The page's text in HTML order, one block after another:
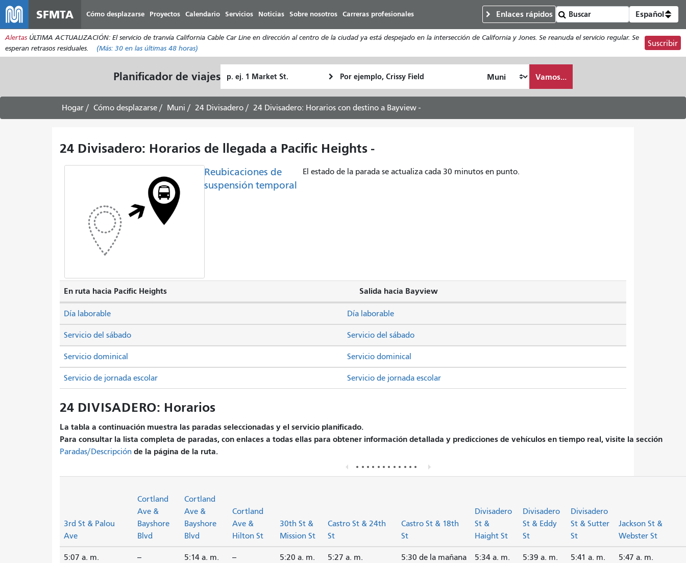
al
contenido
principal
SFMTA Cómo desplazarse Proyectos Calendario Servicios Noticias Sobre nosotros Carreras profesionales Enlaces rápidos Español
Alertas ÚLTIMA ACTUALIZACIÓN: El servicio de tranvía California Cable Car Line en dirección al centro de la ciudad ya está despejado en la intersección de California y Jones. Se reanuda el servicio regular. Se
esperan retrasos residuales.
(Más: 30 en las últimas 48 horas)
Suscribir
Planificador de viajes de
partida
Cómo
quiero
viajar
Vamos...
Hogar Cómo desplazarse Muni 24 Divisadero 24 Divisadero: Horarios con destino a Bayview -
24 Divisadero: Horarios de llegada a Pacific Heights -
Reubicaciones de
suspensión temporal
El estado de la parada se actualiza cada 30 minutos en punto.
En ruta hacia Pacific Heights Salida hacia Bayview
Servicio del sábado Servicio del sábado
Servicio dominical Servicio dominical
Día laborable Día laborable
Servicio de jornada escolar Servicio de jornada escolar
24 DIVISADERO: Horarios
La tabla a continuación muestra las paradas seleccionadas y el servicio planificado.
Para consultar la lista completa de paradas, con enlaces a todas ellas para obtener información detallada y predicciones de vehículos en tiempo real, visite la sección
Paradas/Descripción de la página de la ruta.
3rd St & Palou
Ave
Cortland
Ave &
Bayshore
Blvd
Cortland
Ave &
Bayshore
Blvd
Cortland
Ave &
Hilton St
30th St &
Mission St
Castro St & 24th
St
Castro St & 18th
St
Divisadero
St &
Haight St
Divisadero
St & Eddy
St
Divisadero
St & Sutter
St
Jackson St &
Webster St
5:07 a. m. -- 5:14 a. m. -- 5:20 a. m. 5:27 a. m. 5:30 de la mañana 5:34 a. m. 5:39 a. m. 5:41 a. m. 5:47 a. m.